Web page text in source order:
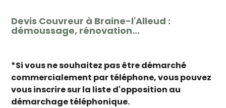
Devis Couvreur à Braine-l'Alleud :
démoussage, rénovation...
*Si vous ne souhaitez pas être démarché
commercialement par téléphone, vous pouvez
vous inscrire sur la liste d'opposition au
démarchage téléphonique.